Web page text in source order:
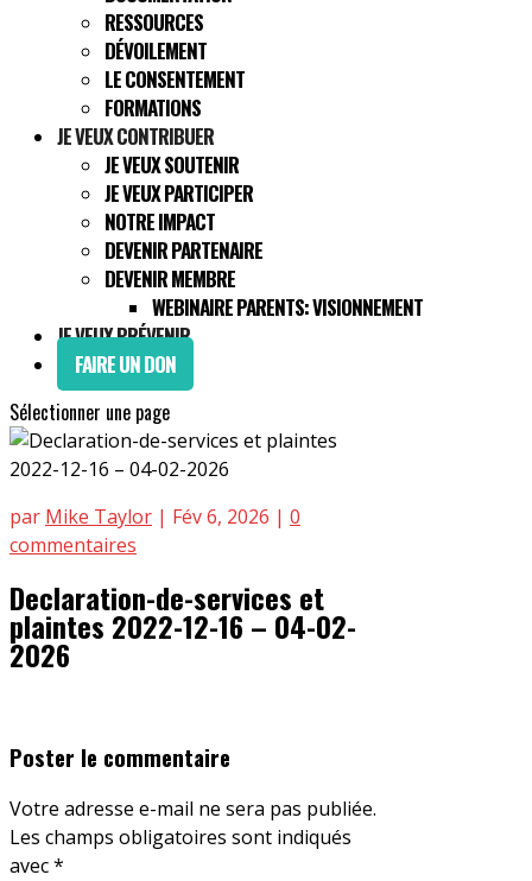
RESSOURCES
DÉVOILEMENT
LE CONSENTEMENT
FORMATIONS
JE VEUX CONTRIBUER
JE VEUX SOUTENIR
JE VEUX PARTICIPER
NOTRE IMPACT
DEVENIR PARTENAIRE
DEVENIR MEMBRE
WEBINAIRE PARENTS: VISIONNEMENT
JE VEUX PRÉVENIR
FAIRE UN DON
Sélectionner une page
par Mike Taylor | Fév 6, 2026 | 0
commentaires
Declaration-de-services et
plaintes 2022-12-16 – 04-02-
2026
Poster le commentaire
Votre adresse e-mail ne sera pas publiée.
Les champs obligatoires sont indiqués
avec*